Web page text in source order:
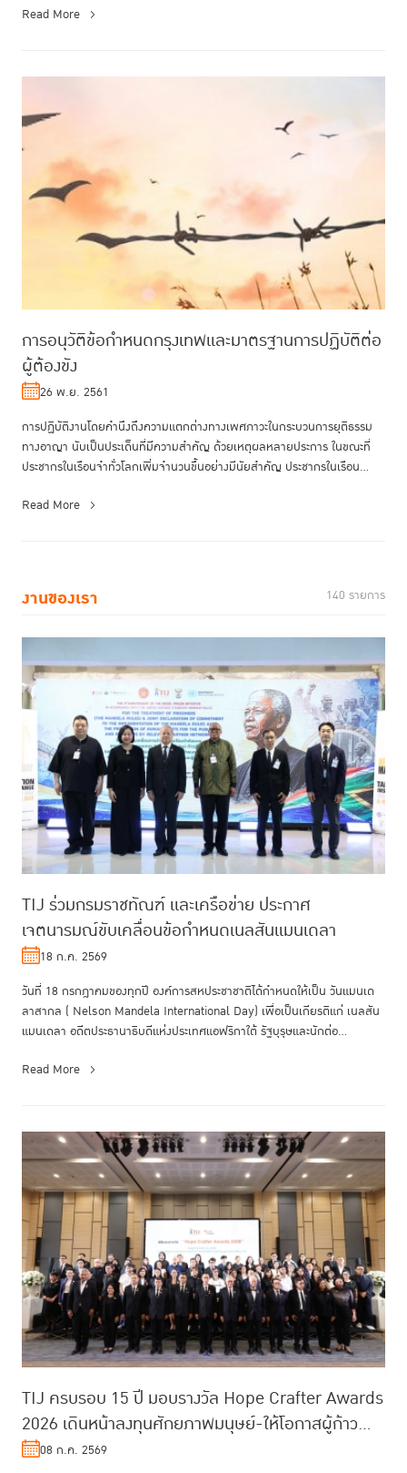
Read More
การอนุวัติข้อกำหนดกรุงเทพและมาตรฐานการปฏิบัติต่อ
ผู้ต้องขัง
26 พ.ย. 2561
การปฏิบัติงานโดยคำนึงถึงความแตกต่างทางเพศภาวะในกระบวนการยุติธรรม
ทางอาญา นับเป็นประเด็นที่มีความสำคัญ ด้วยเหตุผลหลายประการ ในขณะที่
ประชากรในเรือนจำทั่วโลกเพิ่มจำนวนขึ้นอย่างมีนัยสำคัญ ประชากรในเรือน
Read More
งานของเรา 140 รายการ
TIJ ร่วมกรมราชทัณฑ์ และเครือข่าย ประกาศ
เจตนารมณ์ขับเคลื่อนข้อกำหนดเนลสันแมนเดลา
18 ก.ค. 2569
วันที่ 18 กรกฎาคมของทุกปี องค์การสหประชาชาติได้กำหนดให้เป็น วันแมนเด
ลาสากล ( Nelson Mandela International Day) เพื่อเป็นเกียรติแก่ เนลสัน
แมนเดลา อดีตประธานาธิบดีแห่งประเทศแอฟริกาใต้ รัฐบุรุษและนักต่อ...
Read More
TIJ ครบรอบ 15 ปี มอบรางวัล Hope Crafter Awards
2026 เดินหน้าลงทุนศักยภาพมนุษย์-ให้โอกาสผู้ก้าว
พลาด
08 ก.ค. 2569